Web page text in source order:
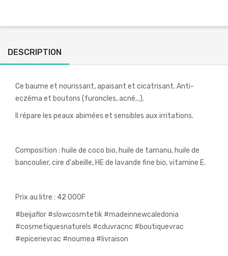
DESCRIPTION
Ce baume et nourissant, apaisant et cicatrisant. Anti-
eczéma et boutons (furoncles, acné...).
Il répare les peaux abimées et sensibles aux irritations.
Composition : huile de coco bio, huile de tamanu, huile de
bancoulier, cire d'abeille, HE de lavande fine bio, vitamine E.
Prix au litre : 42 000F
#beijaflor #slowcosmtetik #madeinnewcaledonia
#cosmetiquesnaturels #cduvracnc #boutiquevrac
#epicerievrac #noumea #livraison